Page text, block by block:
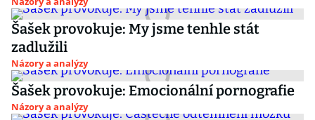
Šašek provokuje: My jsme tenhle stát
zadlužili
Názory a analýzy
Šašek provokuje: Emocionální pornografie
Názory a analýzy